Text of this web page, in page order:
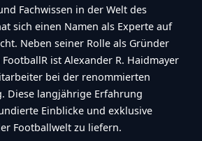
Fachwissen in der Welt des
sich einen Namen als Experte auf
Neben seiner Rolle als Gründer
ist Alexander R. Haidmayer
bei der renommierten
Diese langjährige Erfahrung
Einblicke und exklusive
Footballwelt zu liefern.